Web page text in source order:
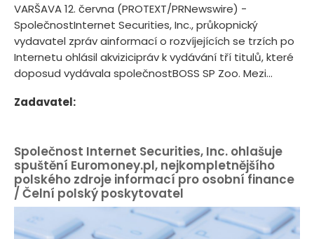
VARŠAVA 12. června (PROTEXT/PRNewswire) -
SpolečnostInternet Securities, Inc., průkopnický
vydavatel zpráv ainformací o rozvíjejících se trzích po
Internetu ohlásil akvizicipráv k vydávání tří titulů, které
doposud vydávala společnostBOSS SP Zoo. Mezi...
Zadavatel:
Společnost Internet Securities, Inc. ohlašuje
spuštění Euromoney.pl, nejkompletnějšího
polského zdroje informací pro osobní finance
/ Čelní polský poskytovatel